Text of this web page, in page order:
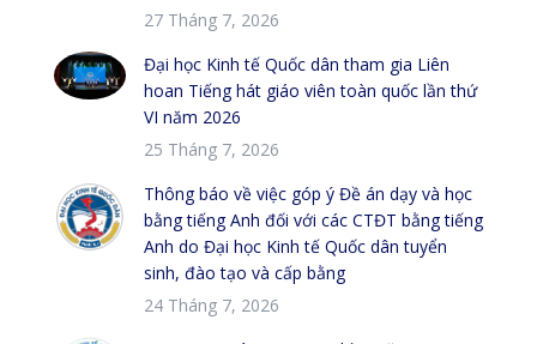
27 Tháng 7, 2026
Đại học Kinh tế Quốc dân tham gia Liên
hoan Tiếng hát giáo viên toàn quốc lần thứ
VI năm 2026
25 Tháng 7, 2026
Thông báo về việc góp ý Đề án dạy và học
bằng tiếng Anh đối với các CTĐT bằng tiếng
Anh do Đại học Kinh tế Quốc dân tuyển
sinh, đào tạo và cấp bằng
24 Tháng 7, 2026